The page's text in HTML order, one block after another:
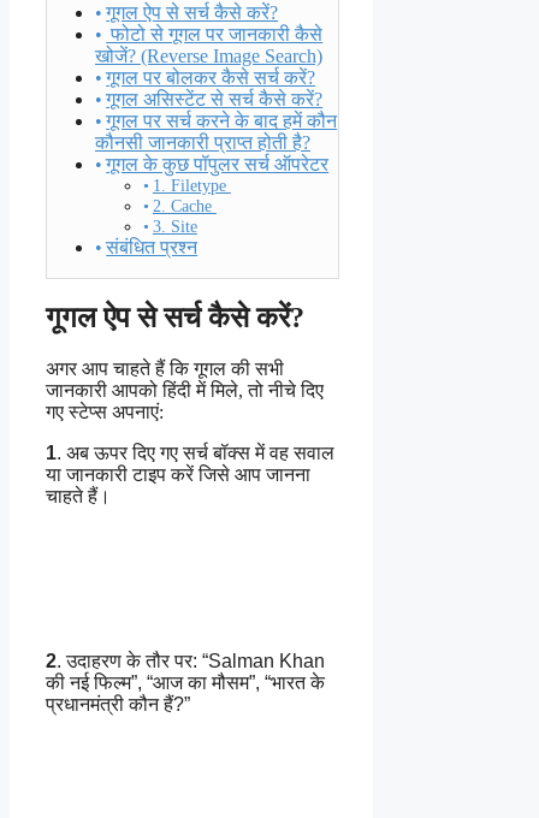
गूगल ऐप से सर्च कैसे करें?
फोटो से गूगल पर जानकारी कैसे
खोजें? (Reverse Image Search)
गूगल पर बोलकर कैसे सर्च करें?
गूगल असिस्टेंट से सर्च कैसे करें?
गूगल पर सर्च करने के बाद हमें कौन
कौनसी जानकारी प्राप्त होती है?
गूगल के कुछ पॉपुलर सर्च ऑपरेटर
1. Filetype
2. Cache
3. Site
संबंधित प्रश्न
गूगल ऐप से सर्च कैसे करें?
अगर आप चाहते हैं कि गूगल की सभी
जानकारी आपको हिंदी में मिले, तो नीचे दिए
गए स्टेप्स अपनाएं:
1. अब ऊपर दिए गए सर्च बॉक्स में वह सवाल
या जानकारी टाइप करें जिसे आप जानना
चाहते हैं।
2. उदाहरण के तौर पर: “Salman Khan
की नई फिल्म”, “आज का मौसम”, “भारत के
प्रधानमंत्री कौन हैं?”